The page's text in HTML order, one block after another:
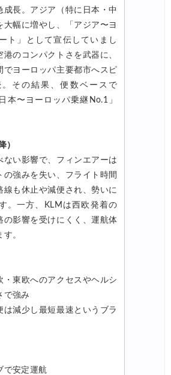
成長。アジア（特に日本・中
大幅に増やし、「アジア〜ヨ
ト」として宣伝していまし
のコンパクトさを武器に、
でヨーロッパ主要都市へスピ
その結果、便数ベースで
本〜ヨーロッパ乗継No.1」
）
ない影響で、フィンエアーは
の強みを失い、フライト時間
線も休止や減便され、勢いに
。一方、KLMは西欧発着の
の影響を受けにくく、運航体
。
・東欧へのアクセスやヘルシ
で強み
は減少し最短最速というブラ
で安定運航